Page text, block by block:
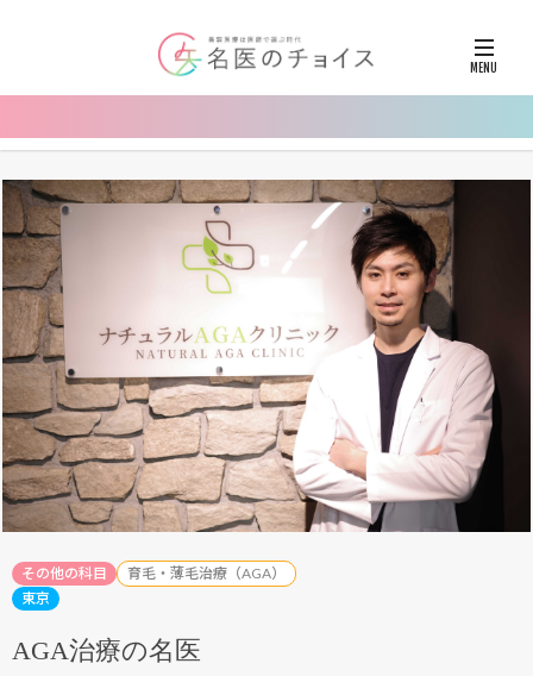
その他の科目
育毛・薄毛治療（AGA）
東京
AGA治療の名医